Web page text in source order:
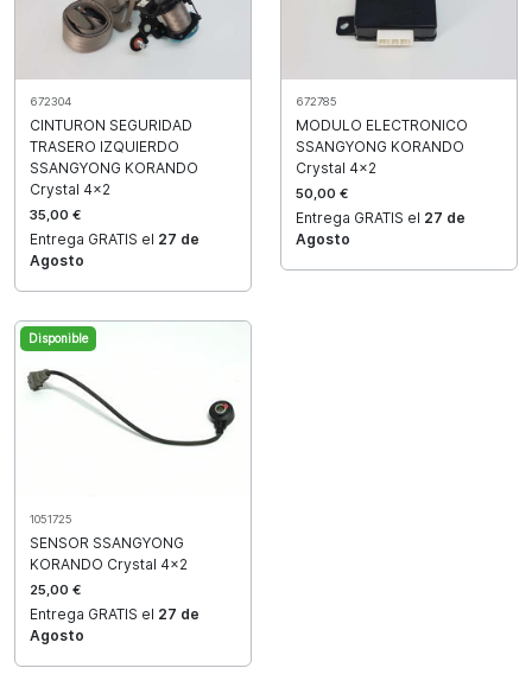
672304
CINTURON SEGURIDAD
TRASERO IZQUIERDO
SSANGYONG KORANDO
Crystal 4x2
35,00 €
Entrega GRATIS el 27 de
Agosto
672785
MODULO ELECTRONICO
SSANGYONG KORANDO
Crystal 4x2
50,00 €
Entrega GRATIS el 27 de
Agosto
Disponible
1051725
SENSOR SSANGYONG
KORANDO Crystal 4x2
25,00 €
Entrega GRATIS el 27 de
Agosto